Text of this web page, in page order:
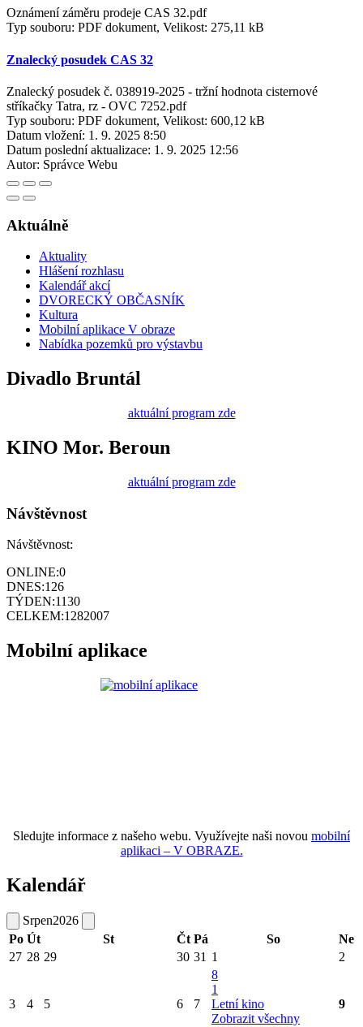
Oznámení záměru prodeje CAS 32.pdf
Typ souboru: PDF dokument, Velikost: 275,11 kB
Znalecký posudek CAS 32
Znalecký posudek č. 038919-2025 - tržní hodnota cisternové
stříkačky Tatra, rz - OVC 7252.pdf
Typ souboru: PDF dokument, Velikost: 600,12 kB
Datum vložení: 1. 9. 2025 8:50
Datum poslední aktualizace: 1. 9. 2025 12:56
Autor: Správce Webu
Aktuálně
Aktuality
Hlášení rozhlasu
Kalendář akcí
DVORECKÝ OBČASNÍK
Kultura
Mobilní aplikace V obraze
Nabídka pozemků pro výstavbu
Divadlo Bruntál
aktuální program zde
KINO Mor. Beroun
aktuální program zde
Návštěvnost
Návštěvnost:
ONLINE:0
DNES:126
TÝDEN:1130
CELKEM:1282007
Mobilní aplikace
Sledujte informace z našeho webu. Využívejte naši novou mobilní
aplikaci – V OBRAZE.
Kalendář
Srpen2026
Po Út St Čt Pá So
Ne
27 28 29 30 31 1 2
3 4 5 6 7
8
1
Letní kino
Zobrazit všechny
9